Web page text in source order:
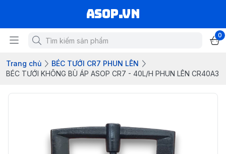
asop.vn
0
Trang chủ
BÉC TƯỚI CR7 PHUN LÊN
BÉC TƯỚI KHÔNG BÙ ÁP ASOP CR7 - 40L/H PHUN LÊN CR40A3